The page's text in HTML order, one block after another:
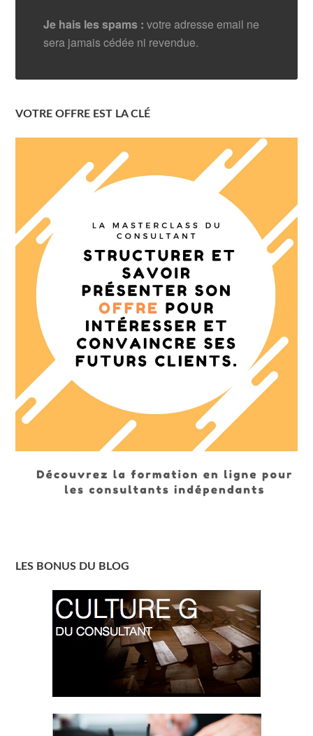
Je hais les spams : votre adresse email ne
sera jamais cédée ni revendue.
VOTRE OFFRE EST LA CLÉ
LES BONUS DU BLOG